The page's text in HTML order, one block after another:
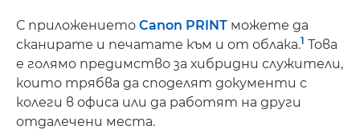
С приложението Canon PRINT можете да
сканирате и печатате към и от облака.1 Това
е голямо предимство за хибридни служители,
които трябва да споделят документи с
колеги в офиса или да работят на други
отдалечени места.